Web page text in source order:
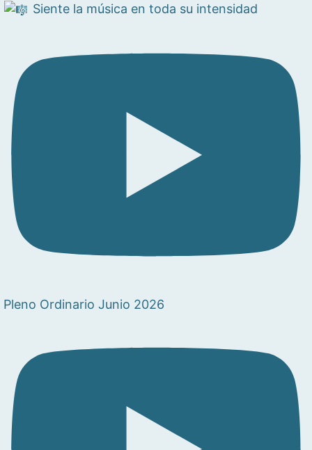
Siente la música en toda su intensidad
Pleno Ordinario Junio 2026